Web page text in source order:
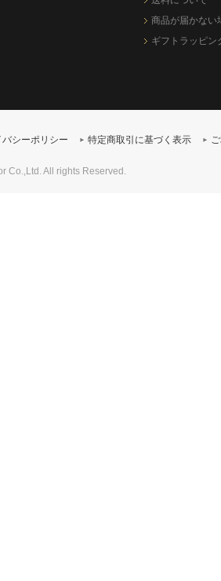
商品が届かない
ギフトラッピン
バシーポリシー 特定商取引に基づく表示
Co.,Ltd. All rights Reserved.